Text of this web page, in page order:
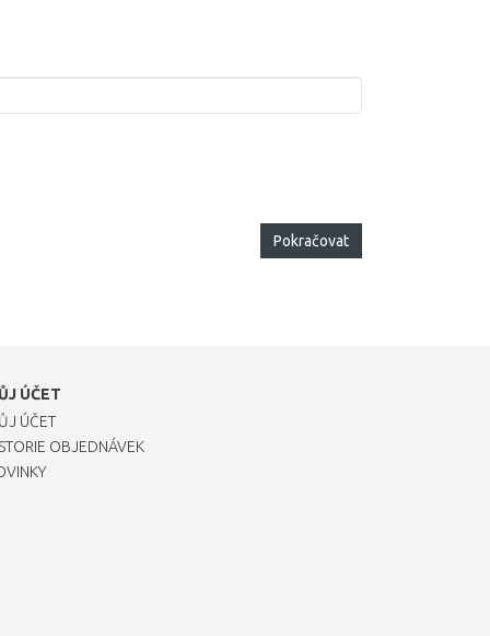
Pokračovat
ÚČET
ÚČET
OBJEDNÁVEK